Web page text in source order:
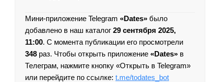
Мини-приложение Telegram «Dates» было
добавлено в наш каталог 29 сентября 2025,
11:00. С момента публикации его просмотрели
348 раз. Чтобы открыть приложение «Dates» в
Телеграм, нажмите кнопку «Открыть в Telegram»
или перейдите по ссылке: t.me/todates_bot